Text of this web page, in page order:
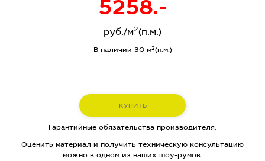
5258.-
руб./м2(п.м.)
В наличии 30 м2(п.м.)
КУПИТЬ
Гарантийные обязательства производителя.
Оценить материал и получить техническую консультацию
можно в одном из наших шоу-румов.